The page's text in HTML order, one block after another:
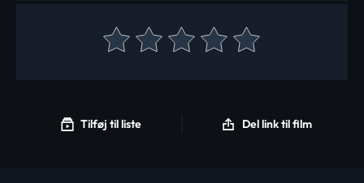
Tilføj til liste Del link til film